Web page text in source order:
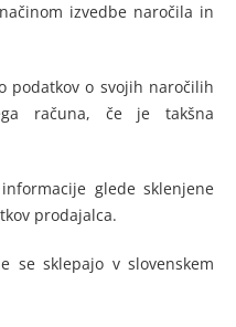
izvedbe naročila in
podatkov o svojih naročilih
računa, če je takšna
glede sklenjene
prodajalca.
se sklepajo v slovenskem